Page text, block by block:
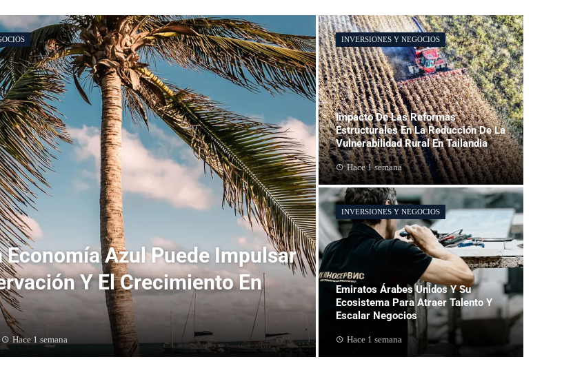
Economía Azul Puede Impulsar
Y El Crecimiento En
Hace 1 semana
INVERSIONES Y NEGOCIOS
Impacto De Las Reformas
Estructurales En La Reducción De La
Vulnerabilidad Rural En Tailandia
Hace 1 semana
INVERSIONES Y NEGOCIOS
Emiratos Árabes Unidos Y Su
Ecosistema Para Atraer Talento Y
Escalar Negocios
Hace 1 semana